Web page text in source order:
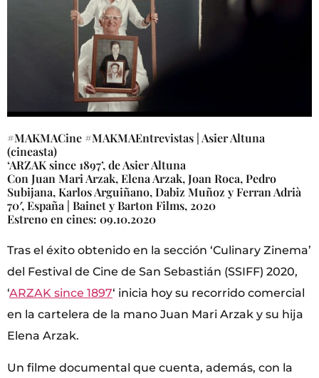
#MAKMACine #MAKMAEntrevistas | Asier Altuna
(cineasta)
‘ARZAK since 1897’, de Asier Altuna
Con Juan Mari Arzak, Elena Arzak, Joan Roca, Pedro
Subijana, Karlos Arguiñano, Dabiz Muñoz y Ferran Adrià
70′, España | Bainet y Barton Films, 2020
Estreno en cines: 09.10.2020
Tras el éxito obtenido en la sección ‘Culinary Zinema’
del Festival de Cine de San Sebastián (SSIFF) 2020,
‘ARZAK since 1897‘ inicia hoy su recorrido comercial
en la cartelera de la mano Juan Mari Arzak y su hija
Elena Arzak.
Un filme documental que cuenta, además, con la